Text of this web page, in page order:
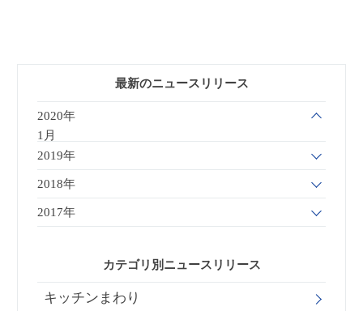
最新のニュースリリース
2020年
1月
2019年
2018年
2017年
カテゴリ別ニュースリリース
キッチンまわり